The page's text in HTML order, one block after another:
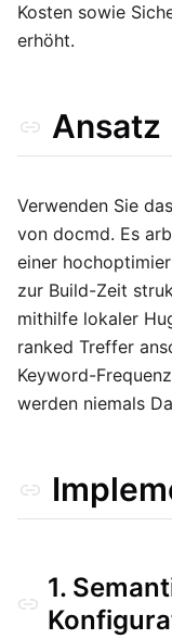
Kosten sowie
erhöht.
Ansatz
Verwenden Sie
von docmd. Es
einer
zur Build-Zeit
mithilfe lokaler
ranked Treffer
Keyword-
werden niemals
1.